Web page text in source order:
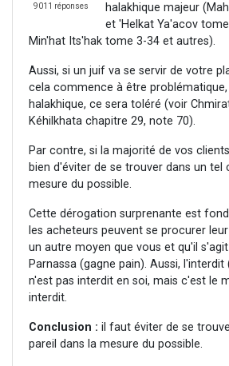
9011 réponses
halakhique majeur
et 'Helkat Ya'acov
Min'hat Its'hak tome 3-34 et autres).
Aussi, si un juif va se servir de votre
cela commence à être
halakhique, ce sera toléré (voir
Kéhilkhata chapitre 29, note 70).
Par contre, si la majorité de vos
bien d'éviter de se trouver dans un tel
mesure du possible.
Cette dérogation surprenante est
les acheteurs peuvent se procurer
un autre moyen que vous et qu'il
Parnassa (gagne pain). Aussi,
n'est pas interdit en soi, mais c'est le
interdit.
Conclusion : il faut éviter de se
pareil dans la mesure du possible.